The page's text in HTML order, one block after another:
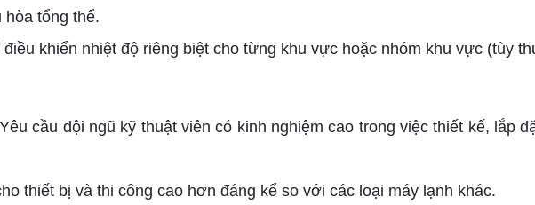
hòa tổng thể.
điều khiển nhiệt độ riêng biệt cho từng khu vực hoặc nhóm khu vực (tùy
cầu đội ngũ kỹ thuật viên có kinh nghiệm cao trong việc thiết kế, lắp
thiết bị và thi công cao hơn đáng kể so với các loại máy lạnh khác.